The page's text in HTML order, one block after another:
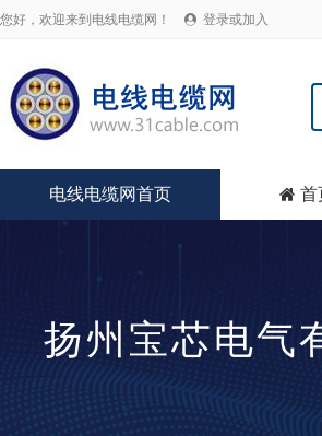
您好，欢迎来到电线电缆网！  登录或加入
电线电缆网首页  首
扬州宝芯电气